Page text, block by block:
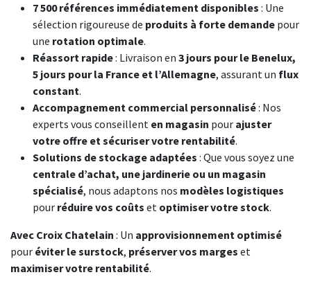
7 500 références immédiatement disponibles : Une
sélection rigoureuse de produits à forte demande pour
une rotation optimale.
Réassort rapide: Livraison en 3 jours pour le Benelux,
5 jours pour la France et l’Allemagne, assurant un flux
constant.
Accompagnement commercial personnalisé: Nos
experts vous conseillent en magasin pour ajuster
votre offre et sécuriser votre rentabilité.
Solutions de stockage adaptées : Que vous soyez une
centrale d’achat, une jardinerie ou un magasin
spécialisé, nous adaptons nos modèles logistiques
pour réduire vos coûts et optimiser votre stock.
Avec Croix Chatelain : Un approvisionnement optimisé
pour éviter le surstock, préserver vos marges et
maximiser votre rentabilité.